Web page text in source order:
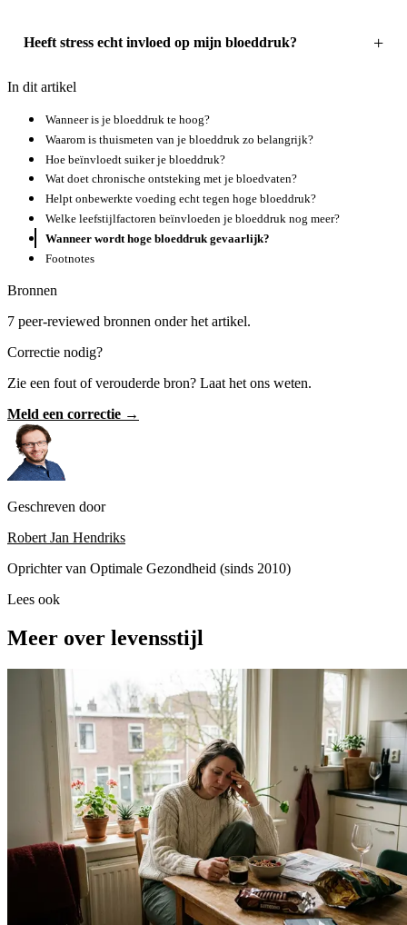
Heeft stress echt invloed op mijn bloeddruk?
In dit artikel
Wanneer is je bloeddruk te hoog?
Waarom is thuismeten van je bloeddruk zo belangrijk?
Hoe beïnvloedt suiker je bloeddruk?
Wat doet chronische ontsteking met je bloedvaten?
Helpt onbewerkte voeding echt tegen hoge bloeddruk?
Welke leefstijlfactoren beïnvloeden je bloeddruk nog meer?
Wanneer wordt hoge bloeddruk gevaarlijk?
Footnotes
Bronnen
7 peer-reviewed bronnen onder het artikel.
Correctie nodig?
Zie een fout of verouderde bron? Laat het ons weten.
Meld een correctie →
Geschreven door
Robert Jan Hendriks
Oprichter van Optimale Gezondheid (sinds 2010)
Lees ook
Meer over levensstijl